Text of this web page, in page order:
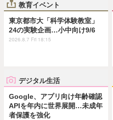
教育イベント
東京都市大「科学体験教室」
24の実験企画…小中向け9/6
2026.8.7 Fri 18:15
デジタル生活
Google、アプリ向け年齢確認
APIを年内に世界展開…未成年
者保護を強化